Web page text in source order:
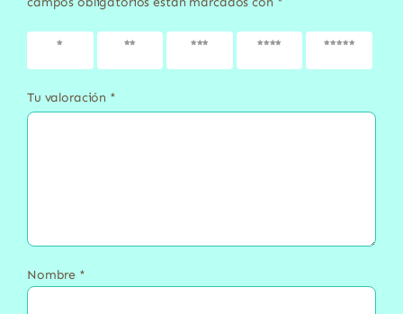
1 de 5
2 de 5
3 de 5
4 de 5
5 de 5
Tu valoración *
Nombre *